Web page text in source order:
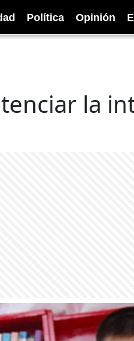
Política Opinión
la